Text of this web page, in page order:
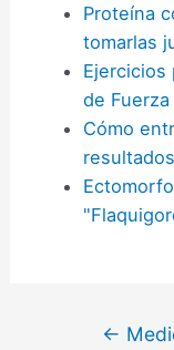
Proteína
tomarlas
Ejercicios
de
Cómo
Navegación
←